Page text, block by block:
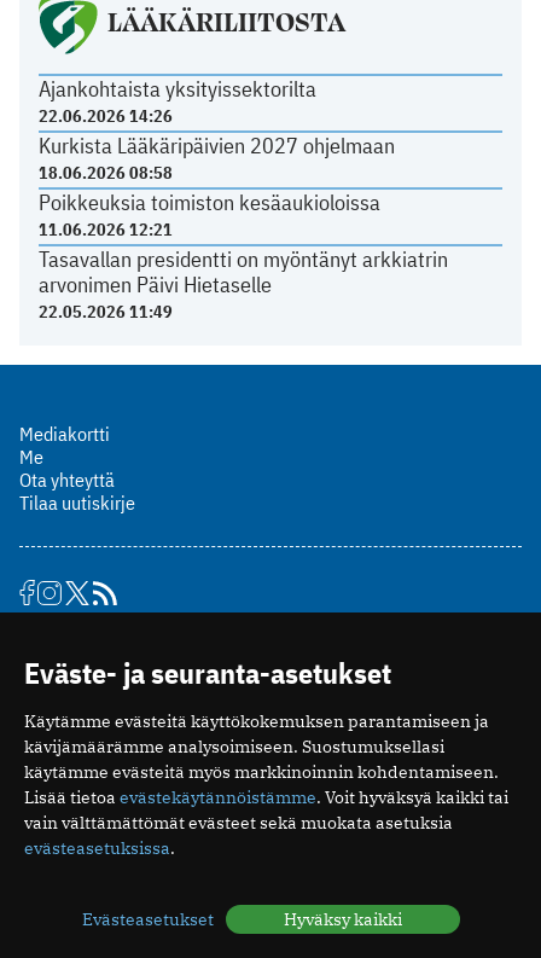
LÄÄKÄRILIITOSTA
Ajankohtaista yksityissektorilta
22.06.2026 14:26
Kurkista Lääkäripäivien 2027 ohjelmaan
18.06.2026 08:58
Poikkeuksia toimiston kesäaukioloissa
11.06.2026 12:21
Tasavallan presidentti on myöntänyt arkkiatrin
arvonimen Päivi Hietaselle
22.05.2026 11:49
Mediakortti
Me
Ota yhteyttä
Tilaa uutiskirje
Mäkelänkatu 2, PL 49
puh. (09) 393 091
toimitus@potilaanlaakarilehti.fi
ISSN 2323-9476
Eväste- ja seuranta-asetukset
Käytämme evästeitä käyttökokemuksen parantamiseen ja
kävijämäärämme analysoimiseen. Suostumuksellasi
käytämme evästeitä myös markkinoinnin kohdentamiseen.
Lisää tietoa evästekäytännöistämme. Voit hyväksyä kaikki tai
vain välttämättömät evästeet sekä muokata asetuksia
evästeasetuksissa.
Evästeasetukset Hyväksy kaikki